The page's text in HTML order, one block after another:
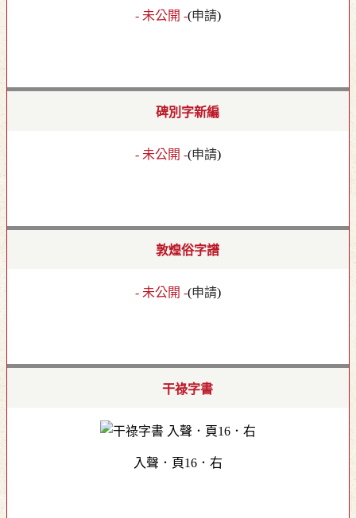
- 未公開 -(申請)
碑別字新編
- 未公開 -(申請)
敦煌俗字譜
- 未公開 -(申請)
干祿字書
入聲．頁16．右